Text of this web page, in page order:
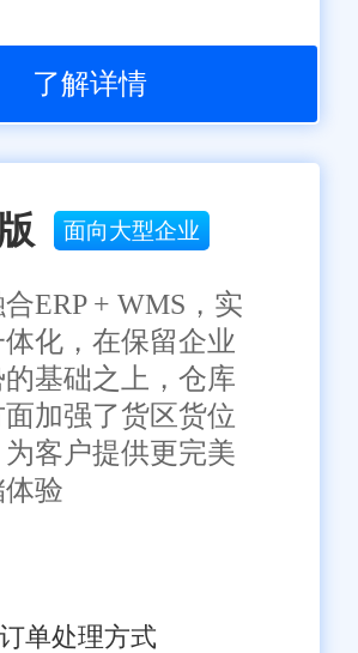
了解详情
面向大型企业
ERP + WMS，实
化，在保留企业
的基础之上，仓库
加强了货区货位
客户提供更完美
验
单处理方式